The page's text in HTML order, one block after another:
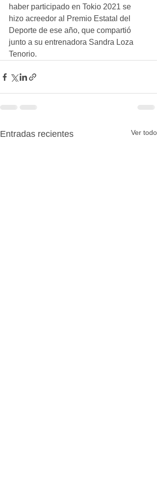
haber participado en Tokio 2021 se
hizo acreedor al Premio Estatal del
Deporte de ese año, que compartió
junto a su entrenadora Sandra Loza
Tenorio.
Entradas recientes Ver todo